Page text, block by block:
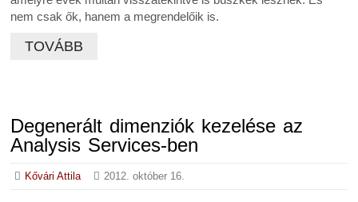
nem csak ők, hanem a megrendelőik is.
TOVÁBB
Degenerált dimenziók kezelése az
Analysis Services-ben
Kővári Attila 2012. október 16.